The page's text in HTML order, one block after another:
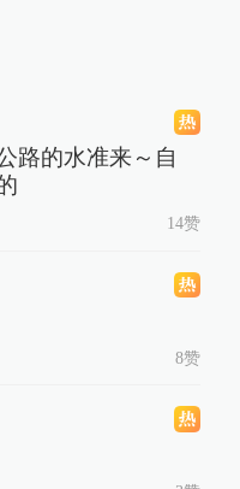
路的水准来～自
14赞
8赞